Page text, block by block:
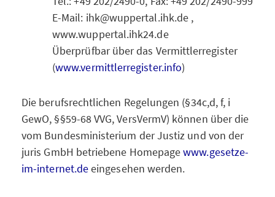
E-Mail: ihk@wuppertal.ihk.de ,
www.wuppertal.ihk24.de
Überprüfbar über das Vermittlerregister
(www.vermittlerregister.info)
Die berufsrechtlichen Regelungen (§34c,d, f, i
GewO, §§59-68 VVG, VersVermV) können über die
vom Bundesministerium der Justiz und von der
juris GmbH betriebene Homepagewww.gesetze-
im-internet.deeingesehen werden.